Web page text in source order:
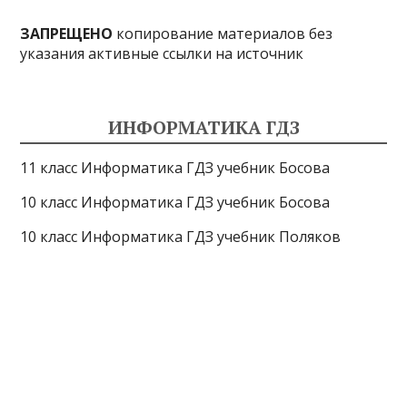
ЗАПРЕЩЕНО копирование материалов без
указания активные ссылки на источник
ИНФОРМАТИКА ГДЗ
11 класс Информатика ГДЗ учебник Босова
10 класс Информатика ГДЗ учебник Босова
10 класс Информатика ГДЗ учебник Поляков